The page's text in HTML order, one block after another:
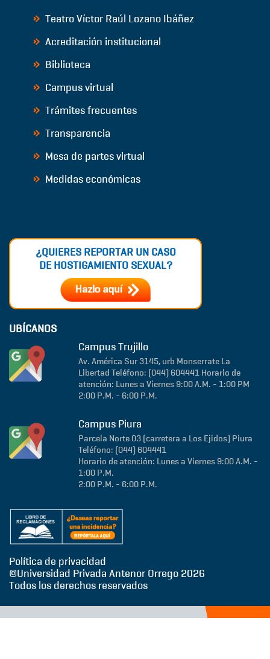
Teatro Víctor Raúl Lozano Ibáñez
Acreditación institucional
Biblioteca
Campus virtual
Trámites frecuentes
Transparencia
Mesa de partes virtual
Medidas económicas
¿QUIERES REPORTAR UN CASO
DE HOSTIGAMIENTO SEXUAL?
UBÍCANOS
Campus Trujillo
Av. América Sur 3145, urb Monserrate La
Libertad Teléfono: (044) 604441 Horario de
atención: Lunes a Viernes 9:00 A.M. - 1:00 PM
2:00 P.M. - 6:00 P.M.
Campus Piura
Parcela Norte 03 (carretera a Los Ejidos) Piura
Teléfono: (044) 604441
Horario de atención: Lunes a Viernes 9:00 A.M. -
1:00 P.M.
2:00 P.M. - 6:00 P.M.
Política de privacidad
©Universidad Privada Antenor Orrego 2026
Todos los derechos reservados